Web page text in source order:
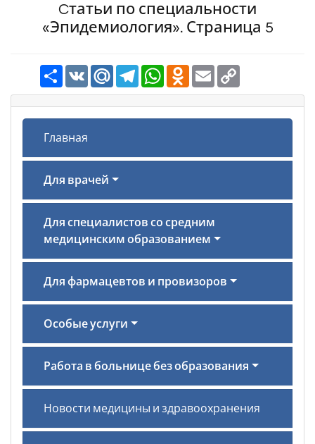
Cтатьи по специальности
«Эпидемиология». Страница 5
РесурсVK Mail.Ru TelegramWhatsAppOdnoklassniki
Email
Главная
Для врачей
Для специалистов со средним
медицинским образованием
Для фармацевтов и провизоров
Особые услуги
Работа в больнице без образования
Новости медицины и здравоохранения